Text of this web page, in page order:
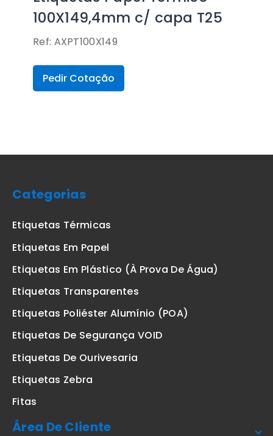
100X149,4mm c/ capa T25
Ref: AXPT100X149
Pedir Cotação
Categorias
Etiquetas Térmicas
Etiquetas Em Papel
Etiquetas Em Plástico (à Prova De Água)
Etiquetas Transparentes
Etiquetas Poliéster Alumínio (POA)
Etiquetas De Segurança VOID
Etiquetas De Ourivesaria
Etiquetas Zebra
Fitas
Área De Cliente